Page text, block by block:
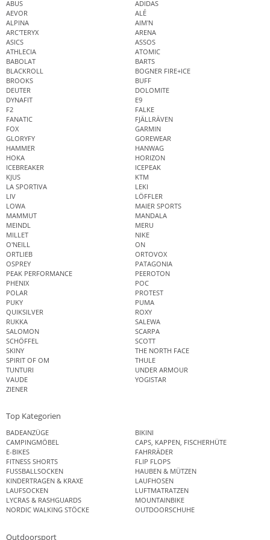
ABUS
ADIDAS
AEVOR
ALÉ
ALPINA
AIM'N
ARC'TERYX
ARENA
ASICS
ASSOS
ATHLECIA
ATOMIC
BABOLAT
BARTS
BLACKROLL
BOGNER FIRE+ICE
BROOKS
BUFF
DEUTER
DOLOMITE
DYNAFIT
E9
F2
FALKE
FANATIC
FJÄLLRÄVEN
FOX
GARMIN
GLORYFY
GOREWEAR
HAMMER
HANWAG
HOKA
HORIZON
ICEBREAKER
ICEPEAK
KJUS
KTM
LA SPORTIVA
LEKI
LIV
LÖFFLER
LOWA
MAIER SPORTS
MAMMUT
MANDALA
MEINDL
MERU
MILLET
NIKE
O'NEILL
ON
ORTLIEB
ORTOVOX
OSPREY
PATAGONIA
PEAK PERFORMANCE
PEEROTON
PHENIX
POC
POLAR
PROTEST
PUKY
PUMA
QUIKSILVER
ROXY
RUKKA
SALEWA
SALOMON
SCARPA
SCHÖFFEL
SCOTT
SKINY
THE NORTH FACE
SPIRIT OF OM
THULE
TUNTURI
UNDER ARMOUR
VAUDE
YOGISTAR
ZIENER
Top Kategorien
BADEANZÜGE
BIKINI
CAMPINGMÖBEL
CAPS, KAPPEN, FISCHERHÜTE
E-BIKES
FAHRRÄDER
FITNESS SHORTS
FLIP FLOPS
FUSSBALLSOCKEN
HAUBEN & MÜTZEN
KINDERTRAGEN & KRAXE
LAUFHOSEN
LAUFSOCKEN
LUFTMATRATZEN
LYCRAS & RASHGUARDS
MOUNTAINBIKE
NORDIC WALKING STÖCKE
OUTDOORSCHUHE
Outdoorsport